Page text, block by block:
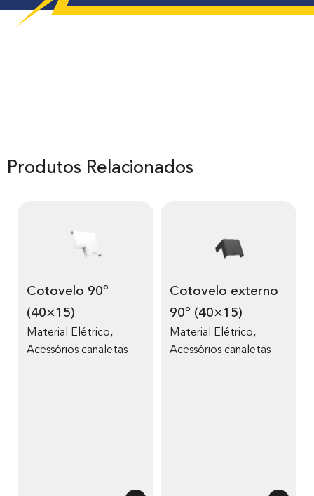
Produtos Relacionados
Cotovelo 90º
(40×15)
Material Elétrico,
Acessórios canaletas
Cotovelo externo
90º (40×15)
Material Elétrico,
Acessórios canaletas